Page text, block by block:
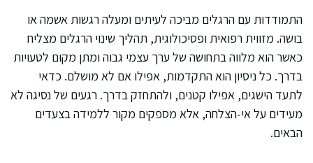
התמודדות עם הרגלים מביכה לעיתים ומעלה רגשות אשמה או
בושה. מזווית רפואית ופסיכולוגית, תהליך שינוי הרגלים מצליח
כאשר הוא מלווה בתחושה של ערך עצמי גבוה ומתן מקום לטעויות
בדרך. כל ניסיון הוא התקדמות, אפילו אם לא מושלם. כדאי
לתעד הישגים, אפילו קטנים, ולהתחזק בדרך. רגעים של נסיגה לא
מעידים על אי-הצלחה, אלא מספקים מקור ללמידה בצעדים
הבאים.